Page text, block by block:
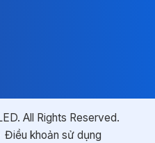
All Rights Reserved.
Điều khoản sử dụng